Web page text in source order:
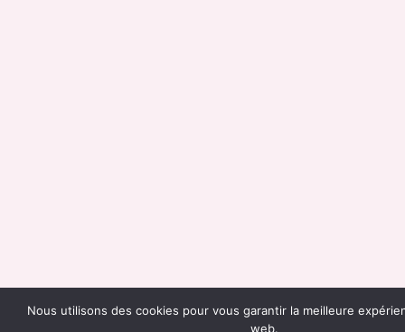
Nous utilisons des cookies pour vous garantir la meilleure
web.